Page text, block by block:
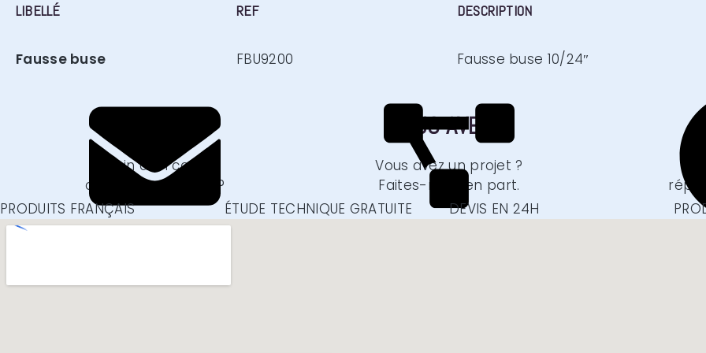
LIBELLÉ REF DESCRIPTION
Fausse buse FBU9200 Fausse buse 10/24″
VOUS AVEZ
Besoin d'un conseil
ou renseignement ?
CONTACTEZ-NOUS
Vous avez un projet ?
Faites-nous en part.
VOTRE DEVIS EN 1 CLIC
Obtenir un devis
PRODUITS FRANÇAIS ÉTUDE TECHNIQUE GRATUITE DEVIS EN 24H